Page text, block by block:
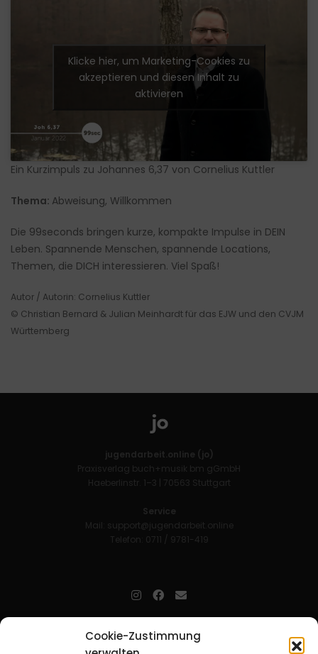
Cookie-Zustimmung
Klicke hier, um Marketing-Cookies zu
akzeptieren und diesen Inhalt zu
aktivieren
Ein Kurzimpuls zu Johannes 6,37 von Cornelius Kuttler
Thema: Abweisung, Willkommen
Die 99seconds bringen kurze, kompakte Impulse in DEIN
Leben. Spannende Menschen, spannende Locations,
Themen, die DICH interessieren. Viel Spaß!
Autor / Autorin: Cornelius Kuttler
© Christian Bernard & Julian Meinhardt für das EJW und den CVJM
Württemberg
jugendarbeit.online (jo)
Praxisverlag buch+musik bm gGmbH
Haeberlinstr. 1–3 | 70563 Stuttgart
Service
Mail: support@jugendarbeit.online
Telefon: 0711 / 9781-419
Mitarbeitende in der christlichen Kinder-, Jugend- und jungen